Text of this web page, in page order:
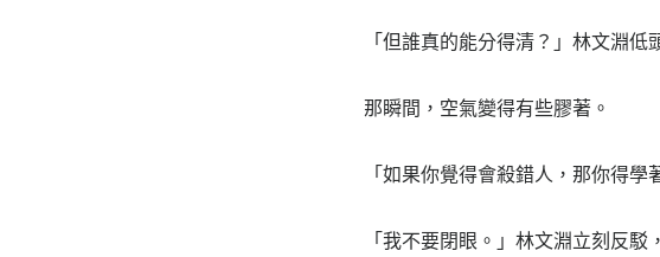
「但誰真的能分得清？」林文淵低
那瞬間，空氣變得有些膠著。
「如果你覺得會殺錯人，那你得學著
「我不要閉眼。」林文淵立刻反駁